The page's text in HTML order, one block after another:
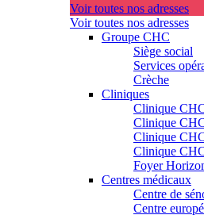
Voir toutes nos adresses
Voir toutes nos adresses
Groupe CHC
Siège social
Services
Crèche
Cliniques
Clinique
Clinique
Clinique
Clinique
Foyer
Centres médicaux
Centre de
Centre